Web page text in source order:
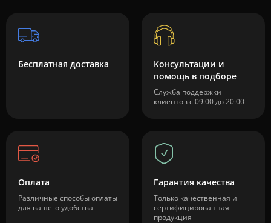
Бесплатная доставка
Консультации и
помощь в подборе
Служба поддержки
клиентов с 09:00 до 20:00
Оплата
Различные способы оплаты
для вашего удобства
Гарантия качества
Только качественная и
сертифицированная
продукция